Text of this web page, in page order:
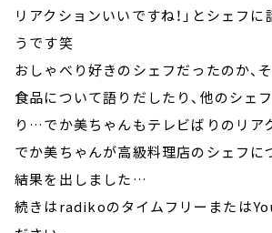
リアクションいいですね！」とシェフ
うです笑
おしゃべり好きのシェフだったのか、
食品について語りだしたり、他のシェ
り…でか美ちゃんもテレビばりのリア
でか美ちゃんが高級料理店のシェフに
結果を出しました…
続きはradikoのタイムフリーまたは